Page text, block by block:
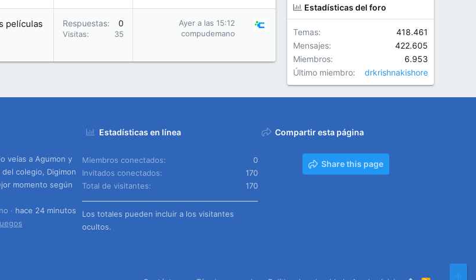
películas
Respuestas 0
Visitas 35
Ayer a las 15:12
compudemano
Estadísticas del foro
Temas
418.461
Mensajes
422.605
Miembros
6.953
Último miembro
drkrishnakishore
veías a Agumon y
colegio, Digimon
momento según
hace 24 minutos
Estadísticas en línea
Miembros conectados
0
Invitados conectados
170
Total de visitantes
170
Los totales pueden incluir a los visitantes
ocultos.
Compartir esta página
Share this page